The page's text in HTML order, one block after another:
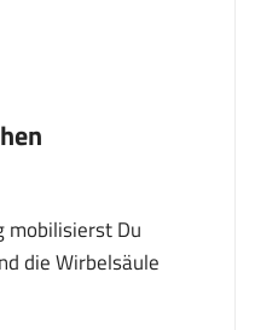
mobilisierst Du
die Wirbelsäule